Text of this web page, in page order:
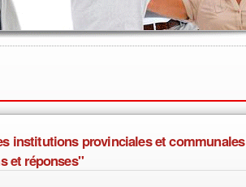
institutions provinciales et communales
et réponses"